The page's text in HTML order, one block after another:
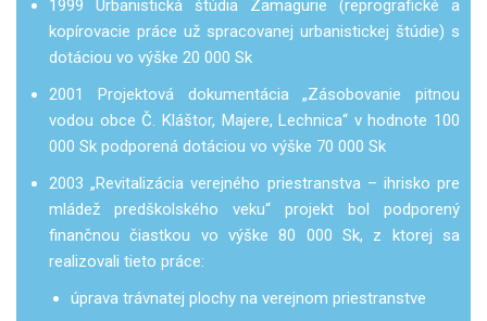
1999 Urbanistická štúdia Zamagurie (reprografické a
kopírovacie práce už spracovanej urbanistickej štúdie) s
dotáciou vo výške 20 000 Sk
2001 Projektová dokumentácia „Zásobovanie pitnou
vodou obce Č. Kláštor, Majere, Lechnica“ v hodnote 100
000 Sk podporená dotáciou vo výške 70 000 Sk
2003 „Revitalizácia verejného priestranstva – ihrisko pre
mládež predškolského veku“ projekt bol podporený
finančnou čiastkou vo výške 80 000 Sk, z ktorej sa
realizovali tieto práce:
úprava trávnatej plochy na verejnom priestranstve